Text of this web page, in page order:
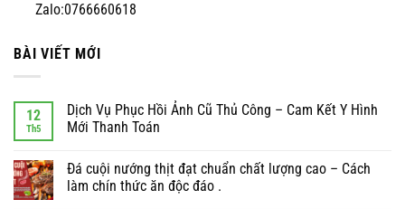
Zalo:0766660618
BÀI VIẾT MỚI
12
Th5
Dịch Vụ Phục Hồi Ảnh Cũ Thủ Công – Cam Kết Y Hình
Mới Thanh Toán
Đá cuội nướng thịt đạt chuẩn chất lượng cao – Cách
làm chín thức ăn độc đáo .